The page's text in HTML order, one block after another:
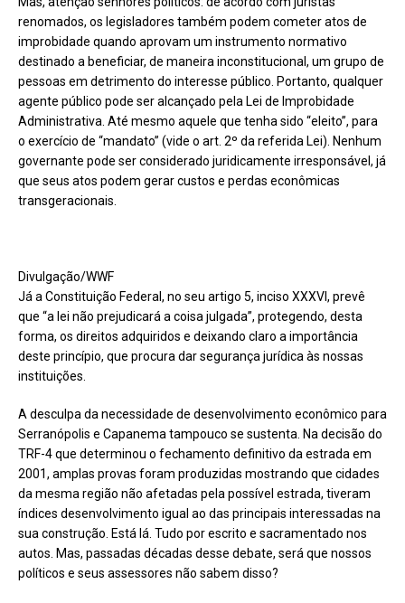
renomados, os legisladores também podem cometer atos de
improbidade quando aprovam um instrumento normativo
destinado a beneficiar, de maneira inconstitucional, um grupo de
pessoas em detrimento do interesse público. Portanto, qualquer
agente público pode ser alcançado pela Lei de Improbidade
Administrativa. Até mesmo aquele que tenha sido “eleito”, para
o exercício de “mandato” (vide o art. 2º da referida Lei). Nenhum
governante pode ser considerado juridicamente irresponsável, já
que seus atos podem gerar custos e perdas econômicas
transgeracionais.
Divulgação/WWF
Já a Constituição Federal, no seu artigo 5, inciso XXXVI, prevê
que “a lei não prejudicará a coisa julgada”, protegendo, desta
forma, os direitos adquiridos e deixando claro a importância
deste princípio, que procura dar segurança jurídica às nossas
instituições.
A desculpa da necessidade de desenvolvimento econômico para
Serranópolis e Capanema tampouco se sustenta. Na decisão do
TRF-4 que determinou o fechamento definitivo da estrada em
2001, amplas provas foram produzidas mostrando que cidades
da mesma região não afetadas pela possível estrada, tiveram
índices desenvolvimento igual ao das principais interessadas na
sua construção. Está lá. Tudo por escrito e sacramentado nos
autos. Mas, passadas décadas desse debate, será que nossos
políticos e seus assessores não sabem disso?